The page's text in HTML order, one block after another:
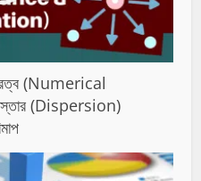
দূরত্ব (Numerical
(Dispersion)